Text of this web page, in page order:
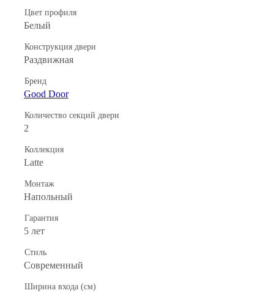
Цвет профиля
Белый
Конструкция двери
Раздвижная
Бренд
Good Door
Количество секций двери
2
Коллекция
Latte
Монтаж
Напольный
Гарантия
5 лет
Стиль
Современный
Ширина входа (см)